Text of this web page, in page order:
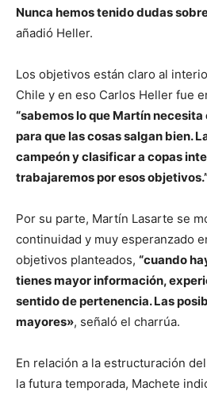
Nunca hemos tenido dudas
añadió Heller.
Los objetivos están claro al
Chile y en eso Carlos Heller fue
“sabemos lo que Martín necesita
para que las cosas salgan bien.
campeón y clasificar a copas
trabajaremos por esos
Por su parte, Martín Lasarte se
continuidad y muy esperanzado
objetivos planteados, “cuando
tienes mayor información,
sentido de pertenencia. Las
mayores», señaló el charrúa.
En relación a la estructuración
la futura temporada, Machete